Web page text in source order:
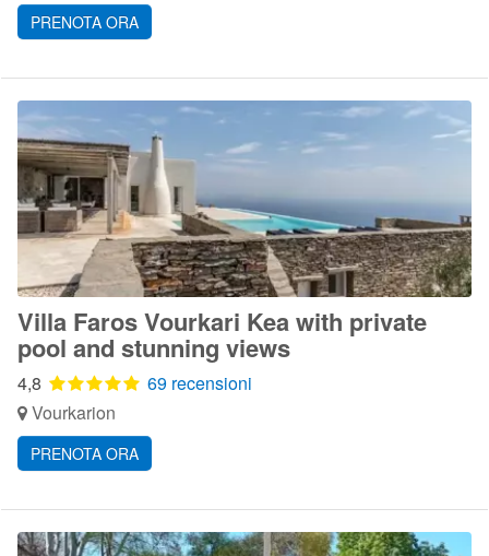
PRENOTA ORA
Villa Faros Vourkari Kea with private
pool and stunning views
4,8
69 recensioni
Vourkarion
PRENOTA ORA